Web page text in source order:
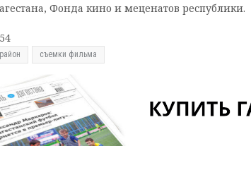
Фонда кино и меценатов республики.
съемки фильма